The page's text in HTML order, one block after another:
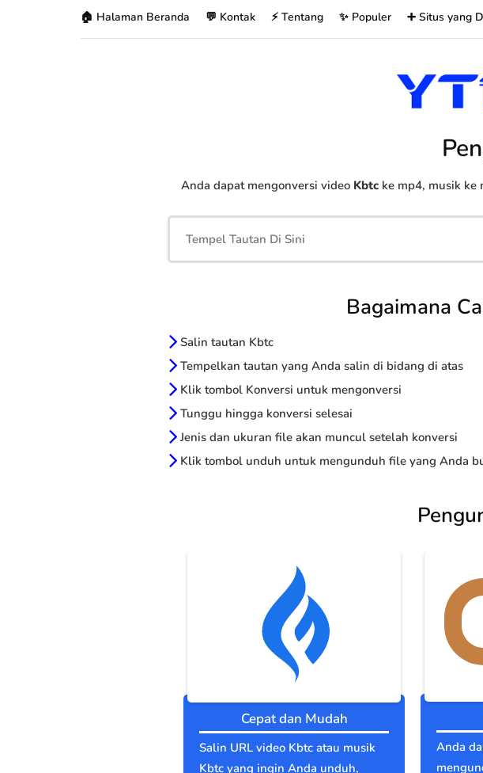
🏠 Halaman Beranda 💬 Kontak ⚡ Tentang ✨ Populer ➕ Situs yang
Anda dapat mengonversi video Kbtc ke mp4, musik
Bagaimana
Salin tautan Kbtc
Tempelkan tautan yang Anda salin di bidang di atas
Klik tombol Konversi untuk mengonversi
Tunggu hingga konversi selesai
Jenis dan ukuran file akan muncul setelah konversi
Klik tombol unduh untuk mengunduh file yang Anda
Cepat dan Mudah
Salin URL video Kbtc atau musik
Kbtc yang ingin Anda unduh,
Anda